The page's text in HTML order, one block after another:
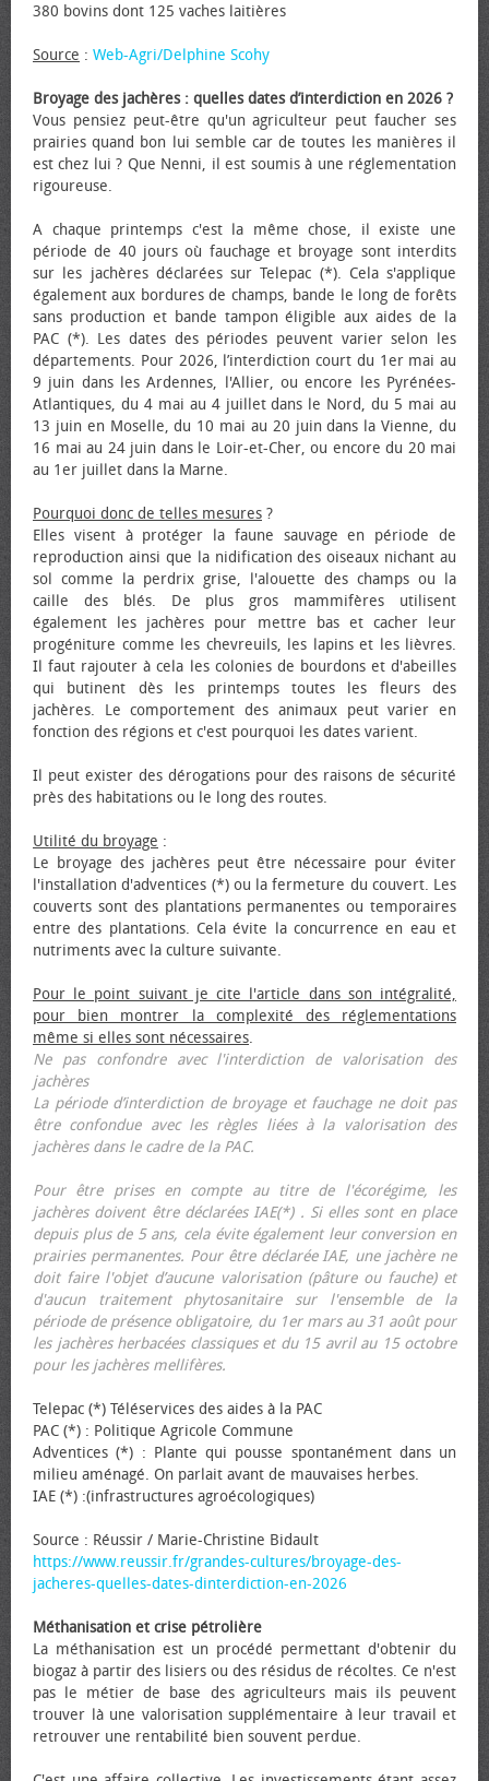
380 bovins dont 125 vaches laitières
Source : Web-Agri/Delphine Scohy
Broyage des jachères : quelles dates d’interdiction en 2026 ?
Vous pensiez peut-être qu'un agriculteur peut faucher ses
prairies quand bon lui semble car de toutes les manières il
est chez lui ? Que Nenni, il est soumis à une réglementation
rigoureuse.
A chaque printemps c'est la même chose, il existe une
période de 40 jours où fauchage et broyage sont interdits
sur les jachères déclarées sur Telepac (*). Cela s'applique
également aux bordures de champs, bande le long de forêts
sans production et bande tampon éligible aux aides de la
PAC (*). Les dates des périodes peuvent varier selon les
départements. Pour 2026, l’interdiction court du 1er mai au
9 juin dans les Ardennes, l'Allier, ou encore les Pyrénées-
Atlantiques, du 4 mai au 4 juillet dans le Nord, du 5 mai au
13 juin en Moselle, du 10 mai au 20 juin dans la Vienne, du
16 mai au 24 juin dans le Loir-et-Cher, ou encore du 20 mai
au 1er juillet dans la Marne.
Pourquoi donc de telles mesures ?
Elles visent à protéger la faune sauvage en période de
reproduction ainsi que la nidification des oiseaux nichant au
sol comme la perdrix grise, l'alouette des champs ou la
caille des blés. De plus gros mammifères utilisent
également les jachères pour mettre bas et cacher leur
progéniture comme les chevreuils, les lapins et les lièvres.
Il faut rajouter à cela les colonies de bourdons et d'abeilles
qui butinent dès les printemps toutes les fleurs des
jachères. Le comportement des animaux peut varier en
fonction des régions et c'est pourquoi les dates varient.
Il peut exister des dérogations pour des raisons de sécurité
près des habitations ou le long des routes.
Utilité du broyage :
Le broyage des jachères peut être nécessaire pour éviter
l'installation d'adventices (*) ou la fermeture du couvert. Les
couverts sont des plantations permanentes ou temporaires
entre des plantations. Cela évite la concurrence en eau et
nutriments avec la culture suivante.
Pour le point suivant je cite l'article dans son intégralité,
pour bien montrer la complexité des réglementations
même si elles sont nécessaires.
Ne pas confondre avec l'interdiction de valorisation des
jachères
La période d’interdiction de broyage et fauchage ne doit pas
être confondue avec les règles liées à la valorisation des
jachères dans le cadre de la PAC.
Pour être prises en compte au titre de l'écorégime, les
jachères doivent être déclarées IAE(*) . Si elles sont en place
depuis plus de 5 ans, cela évite également leur conversion en
prairies permanentes. Pour être déclarée IAE, une jachère ne
doit faire l'objet d’aucune valorisation (pâture ou fauche) et
d'aucun traitement phytosanitaire sur l'ensemble de la
période de présence obligatoire, du 1er mars au 31 août pour
les jachères herbacées classiques et du 15 avril au 15 octobre
pour les jachères mellifères.
Telepac (*) Téléservices des aides à la PAC
PAC (*) : Politique Agricole Commune
Adventices (*) : Plante qui pousse spontanément dans un
milieu aménagé. On parlait avant de mauvaises herbes.
IAE (*) :(infrastructures agroécologiques)
Source : Réussir / Marie-Christine Bidault
https://www.reussir.fr/grandes-cultures/broyage-des-
jacheres-quelles-dates-dinterdiction-en-2026
Méthanisation et crise pétrolière
La méthanisation est un procédé permettant d'obtenir du
biogaz à partir des lisiers ou des résidus de récoltes. Ce n'est
pas le métier de base des agriculteurs mais ils peuvent
trouver là une valorisation supplémentaire à leur travail et
retrouver une rentabilité bien souvent perdue.